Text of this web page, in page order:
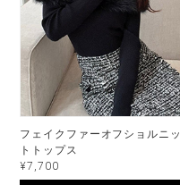
フェイクファーオフショルニッ
トトップス
¥7,700